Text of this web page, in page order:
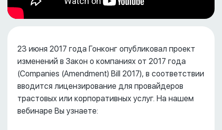
23 июня 2017 года Гонконг опубликовал проект
изменений в Закон о компаниях от 2017 года
(Companies (Amendment) Bill 2017), в соответствии
вводится лицензирование для провайдеров
трастовых или корпоративных услуг. На нашем
вебинаре Вы узнаете: